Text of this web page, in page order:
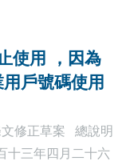
使用 ，因為
戶號碼使用
修正草案 總說明
十三年四月二十六